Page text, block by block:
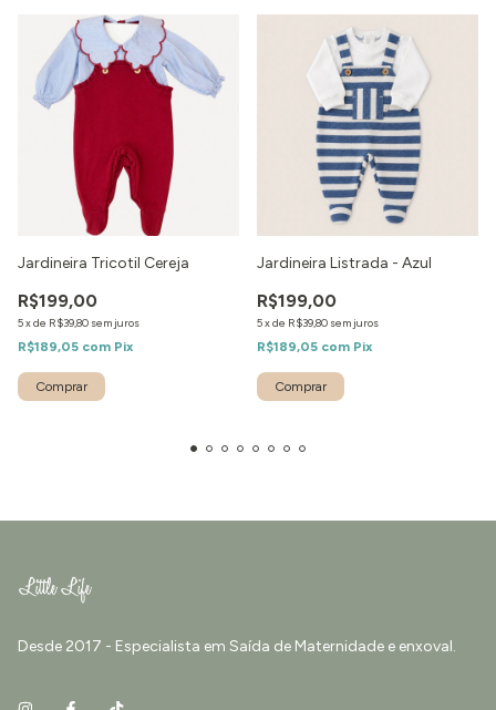
Jardineira Tricotil Cereja
R$199,00
5xde R$39,80 sem juros
R$189,05 com Pix
Comprar
Jardineira Listrada - Azul
R$199,00
5xde R$39,80 sem juros
R$189,05 com Pix
Comprar
Desde 2017 - Especialista em Saída de Maternidade e enxoval.